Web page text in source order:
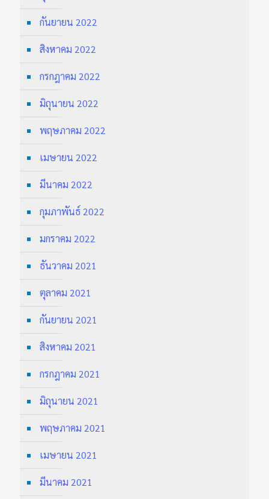
กันยายน 2022
สิงหาคม 2022
กรกฎาคม 2022
มิถุนายน 2022
พฤษภาคม 2022
เมษายน 2022
มีนาคม 2022
กุมภาพันธ์ 2022
มกราคม 2022
ธันวาคม 2021
ตุลาคม 2021
กันยายน 2021
สิงหาคม 2021
กรกฎาคม 2021
มิถุนายน 2021
พฤษภาคม 2021
เมษายน 2021
มีนาคม 2021